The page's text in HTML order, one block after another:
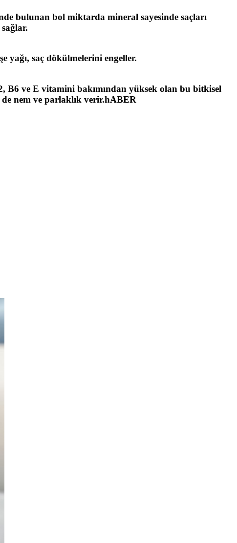
bulunan bol miktarda mineral sayesinde saçları
yağı, saç dökülmelerini engeller.
B6 ve E vitamini bakımından yüksek olan bu bitkisel
de nem ve parlaklık verir.hABER